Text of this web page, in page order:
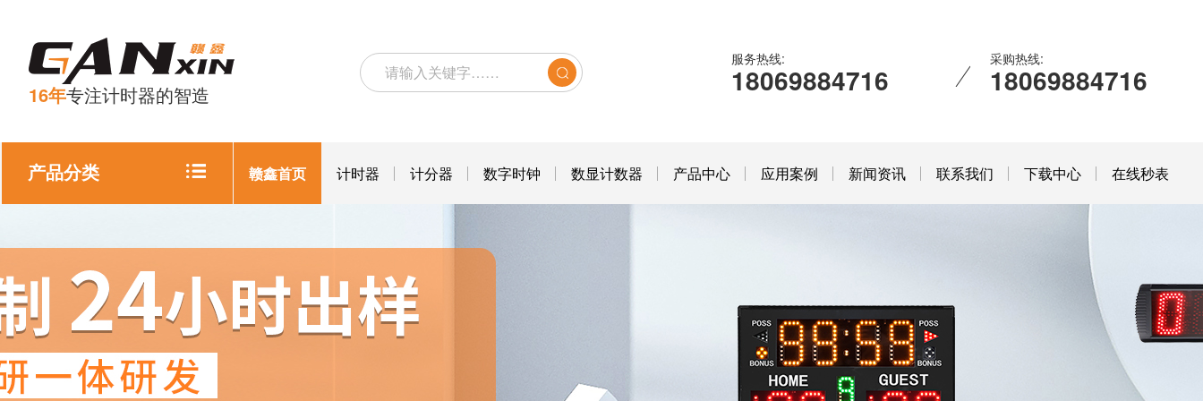
16年专注计时器的智造
服务热线:
18069884716
采购热线:
18069884716
产品分类 赣鑫首页 计时器 计分器 数字时钟 数显计数器 产品中心 应用案例 新闻资讯 联系我们 下载中心 在线秒表